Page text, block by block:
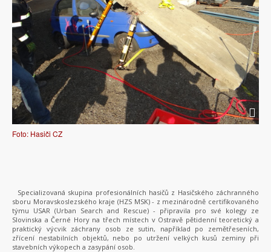
Foto: Hasiči CZ
Specializovaná skupina profesionálních hasičů z Hasičského záchranného
sboru Moravskoslezského kraje (HZS MSK) - z mezinárodně certifikovaného
týmu USAR (Urban Search and Rescue) - připravila pro své kolegy ze
Slovinska a Černé Hory na třech místech v Ostravě pětidenní teoretický a
praktický výcvik záchrany osob ze sutin, například po zemětřeseních,
zřícení nestabilních objektů, nebo po utržení velkých kusů zeminy při
stavebních výkopech a zasypání osob.